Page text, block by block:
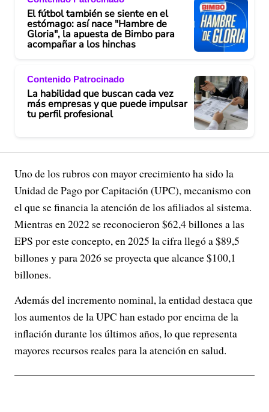
El fútbol también se siente en el
estómago: así nace "Hambre de
Gloria", la apuesta de Bimbo para
acompañar a los hinchas
Contenido Patrocinado
La habilidad que buscan cada vez
más empresas y que puede impulsar
tu perfil profesional
Uno de los rubros con mayor crecimiento ha sido la
Unidad de Pago por Capitación (UPC), mecanismo con
el que se financia la atención de los afiliados al sistema.
Mientras en 2022 se reconocieron $62,4 billones a las
EPS por este concepto, en 2025 la cifra llegó a $89,5
billones y para 2026 se proyecta que alcance $100,1
billones.
Además del incremento nominal, la entidad destaca que
los aumentos de la UPC han estado por encima de la
inflación durante los últimos años, lo que representa
mayores recursos reales para la atención en salud.